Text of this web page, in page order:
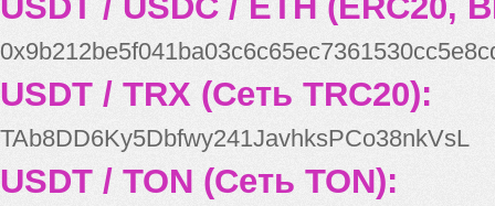
USDT / TRX (Сеть TRC20):
TAb8DD6Ky5Dbfwy241JavhksPCo38nkVsL
USDT / TON (Сеть TON):